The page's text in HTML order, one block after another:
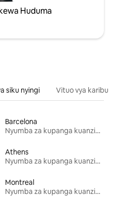
Huduma
siku nyingi Vituo vya karibu
Barcelona
Nyumba za kupanga kuanzia mwezi mmoja
Athens
Nyumba za kupanga kuanzia mwezi mmoja
Montreal
Nyumba za kupanga kuanzia mwezi mmoja